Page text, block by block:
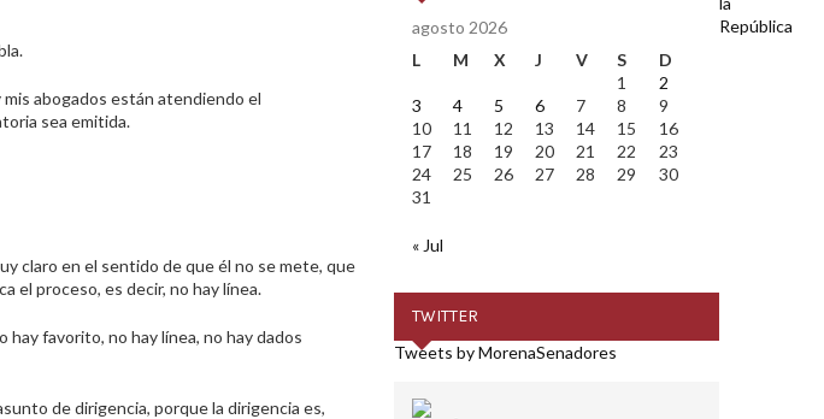
abogados están atendiendo el
sea emitida.
claro en el sentido de que él no se mete, que
el proceso, es decir, no hay línea.
favorito, no hay línea, no hay dados
de dirigencia, porque la dirigencia es,
agosto 2026
L
M X J V S
D
1
2
3
4 5 6 7 8
9
10
11 12 13 14 15
16
17
18 19 20 21 22
23
24
25 26 27 28 29
30
31
« Jul
TWITTER
Tweets by MorenaSenadores